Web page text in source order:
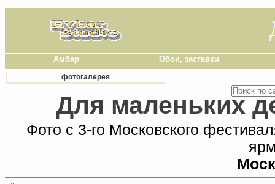
Амбар Обои, заставки
фотогалерея
Для маленьких
Фото с 3-го Московского